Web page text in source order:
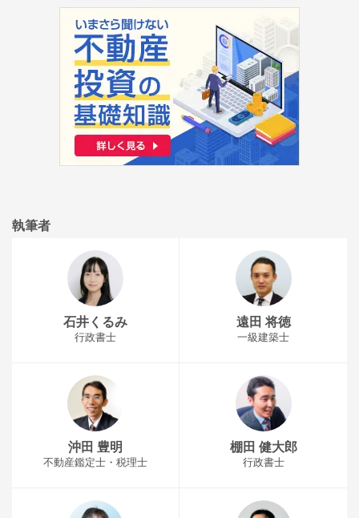
執筆者
石井くるみ
行政書士
遠田 将徳
一級建築士
沖田 豊明
不動産鑑定士・税理士
棚田 健大郎
行政書士